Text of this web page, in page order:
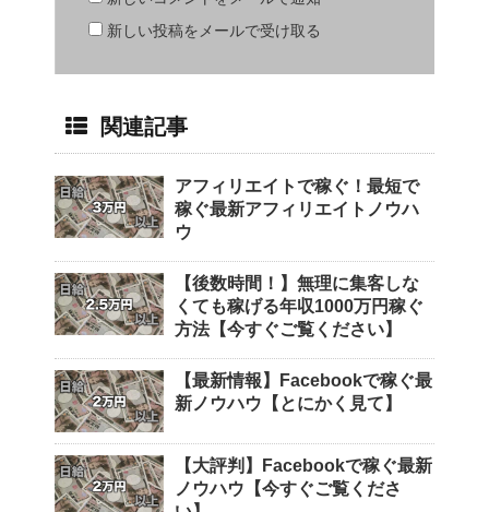
新しい投稿をメールで受け取る
関連記事
アフィリエイトで稼ぐ！最短で
稼ぐ最新アフィリエイトノウハ
ウ
【後数時間！】無理に集客しな
くても稼げる年収1000万円稼ぐ
方法【今すぐご覧ください】
【最新情報】Facebookで稼ぐ最
新ノウハウ【とにかく見て】
【大評判】Facebookで稼ぐ最新
ノウハウ【今すぐご覧くださ